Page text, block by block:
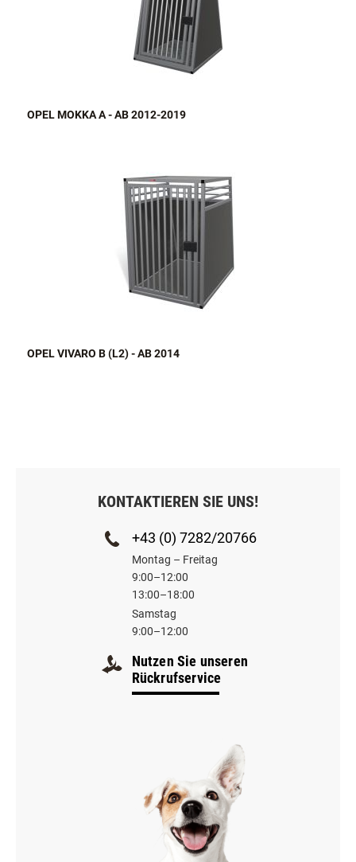
OPEL MOKKA A - AB 2012-2019
OPEL VIVARO B (L2) - AB 2014
KONTAKTIEREN SIE UNS!
+43 (0) 7282/20766
Montag – Freitag
9:00–12:00
13:00–18:00
Samstag
9:00–12:00
Nutzen Sie unseren
Rückrufservice